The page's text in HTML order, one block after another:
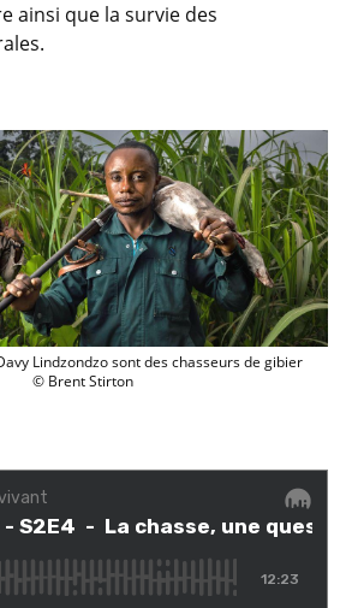
ainsi que la survie des
Brenteh Ngogne et Davy Lindzondzo
Lindzondzo sont des chasseurs de gibier
© Brent Stirton